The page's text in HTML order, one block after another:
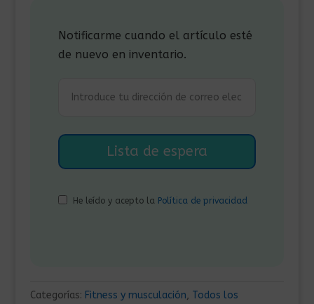
Notificarme cuando el artículo esté
de nuevo en inventario.
He leído y acepto la Política de privacidad
Categorías: Fitness y musculación, Todos los